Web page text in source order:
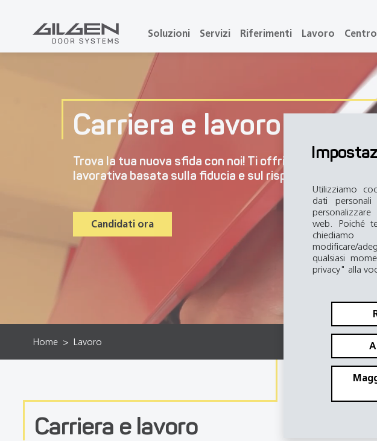
Utilizziamo
dati
web. Poiché
modificare/
qualsiasi
privacy" alla
Soluzioni Servizi Riferimenti Lavoro
Carriera e lavoro
Trova la tua nuova sfida con noi! Ti offriamo incarichi
lavorativa basata sulla fiducia e sul rispetto.
Candidati ora
Home Lavoro
Carriera e lavoro